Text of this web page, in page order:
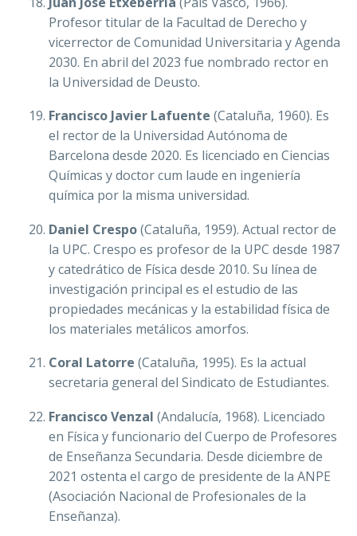
Profesor titular de la Facultad de Derecho y
vicerrector de Comunidad Universitaria y Agenda
2030. En abril del 2023 fue nombrado rector en
la Universidad de Deusto.
Francisco Javier Lafuente (Cataluña, 1960). Es
el rector de la Universidad Autónoma de
Barcelona desde 2020. Es licenciado en Ciencias
Químicas y doctor cum laude en ingeniería
química por la misma universidad.
Daniel Crespo(Cataluña, 1959). Actual rector de
la UPC. Crespo es profesor de la UPC desde 1987
y catedrático de Física desde 2010. Su línea de
investigación principal es el estudio de las
propiedades mecánicas y la estabilidad física de
los materiales metálicos amorfos.
Coral Latorre (Cataluña, 1995). Es la actual
secretaria general del Sindicato de Estudiantes.
Francisco Venzal (Andalucía, 1968). Licenciado
en Física y funcionario del Cuerpo de Profesores
de Enseñanza Secundaria. Desde diciembre de
2021 ostenta el cargo de presidente de la ANPE
(Asociación Nacional de Profesionales de la
Enseñanza).